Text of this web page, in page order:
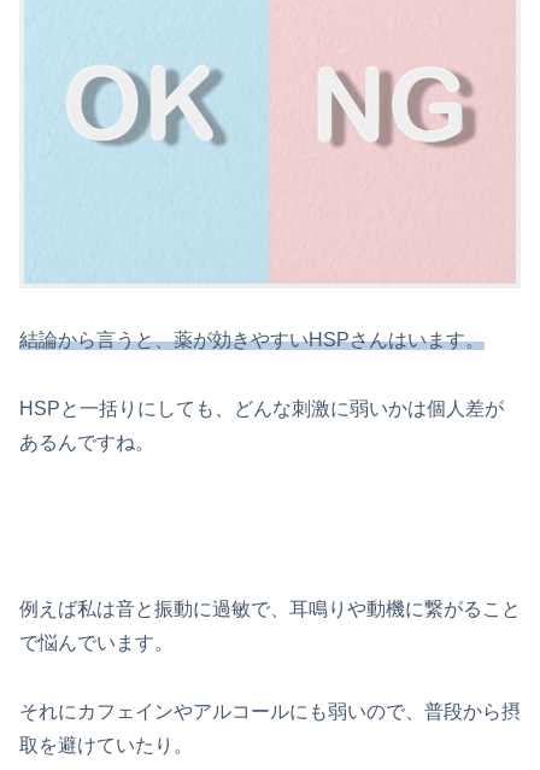
結論から言うと、薬が効きやすいHSPさんはいます。
HSPと一括りにしても、どんな刺激に弱いかは個人差が
あるんですね。
例えば私は音と振動に過敏で、耳鳴りや動機に繋がること
で悩んでいます。
それにカフェインやアルコールにも弱いので、普段から摂
取を避けていたり。